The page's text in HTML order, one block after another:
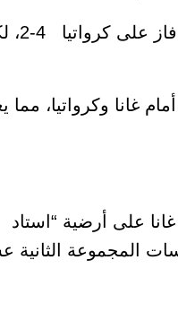
يتصدر المنتخب الإنجليزي المجموعة
بنما يتذيل الترتيب بدون نقاط بعد خسارتين متتاليتين بالنتيجة ذاتها (1-0) أمام غانا
منتخب غانا على أرضية “استاد
المجموعة الثانية